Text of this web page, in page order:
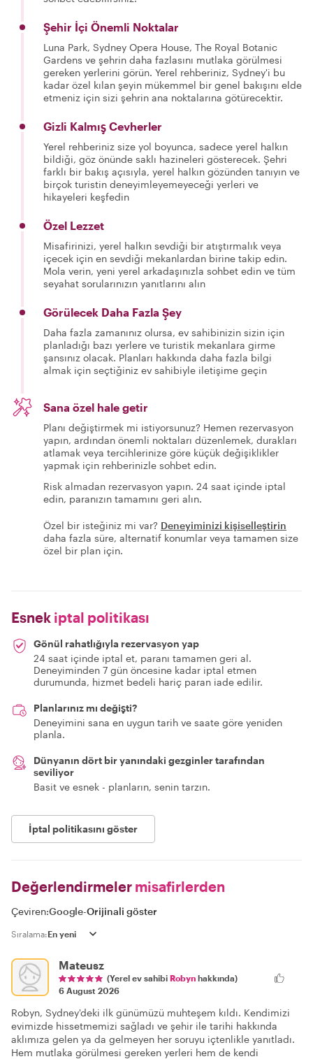
Şehir İçi Önemli Noktalar
Luna Park, Sydney Opera House, The Royal Botanic
Gardens ve şehrin daha fazlasını mutlaka görülmesi
gereken yerlerini görün. Yerel rehberiniz, Sydney'i bu
kadar özel kılan şeyin mükemmel bir genel bakışını elde
etmeniz için sizi şehrin ana noktalarına götürecektir.
Gizli Kalmış Cevherler
Yerel rehberiniz size yol boyunca, sadece yerel halkın
bildiği, göz önünde saklı hazineleri gösterecek. Şehri
farklı bir bakış açısıyla, yerel halkın gözünden tanıyın ve
birçok turistin deneyimleyemeyeceği yerleri ve
hikayeleri keşfedin
Özel Lezzet
Misafirinizi, yerel halkın sevdiği bir atıştırmalık veya
içecek için en sevdiği mekanlardan birine takip edin.
Mola verin, yeni yerel arkadaşınızla sohbet edin ve tüm
seyahat sorularınızın yanıtlarını alın
Görülecek Daha Fazla Şey
Daha fazla zamanınız olursa, ev sahibinizin sizin için
planladığı bazı yerlere ve turistik mekanlara girme
şansınız olacak. Planları hakkında daha fazla bilgi
almak için seçtiğiniz ev sahibiyle iletişime geçin
Sana özel hale getir
Planı değiştirmek mi istiyorsunuz? Hemen rezervasyon
yapın, ardından önemli noktaları düzenlemek, durakları
atlamak veya tercihlerinize göre küçük değişiklikler
yapmak için rehberinizle sohbet edin.
Risk almadan rezervasyon yapın. 24 saat içinde iptal
edin, paranızın tamamını geri alın.
Özel bir isteğiniz mi var? Deneyiminizi kişiselleştirin
daha fazla süre, alternatif konumlar veya tamamen size
özel bir plan için.
Esnek iptal politikası
Gönül rahatlığıyla rezervasyon yap
24 saat içinde iptal et, paranı tamamen geri al.
Deneyiminden 7 gün öncesine kadar iptal etmen
durumunda, hizmet bedeli hariç paran iade edilir.
Planlarınız mı değişti?
Deneyimini sana en uygun tarih ve saate göre yeniden
planla.
Dünyanın dört bir yanındaki gezginler tarafından
seviliyor
Basit ve esnek - planların, senin tarzın.
İptal politikasını göster
Değerlendirmeler misafirlerden
Çeviren:Google-Orijinali göster
Sıralama:
Mateusz
(Yerel ev sahibi Robyn hakkında)
6 August 2026
Robyn, Sydney'deki ilk günümüzü muhteşem kıldı. Kendimizi
evimizde hissetmemizi sağladı ve şehir ile tarihi hakkında
aklımıza gelen ya da gelmeyen her soruyu içtenlikle yanıtladı.
Hem mutlaka görülmesi gereken yerleri hem de kendi